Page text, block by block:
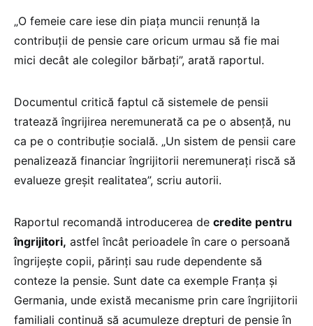
„O femeie care iese din piața muncii renunță la
contribuții de pensie care oricum urmau să fie mai
mici decât ale colegilor bărbați”, arată raportul.
Documentul critică faptul că sistemele de pensii
tratează îngrijirea neremunerată ca pe o absență, nu
ca pe o contribuție socială. „Un sistem de pensii care
penalizează financiar îngrijitorii neremunerați riscă să
evalueze greșit realitatea”, scriu autorii.
Raportul recomandă introducerea de credite pentru
îngrijitori, astfel încât perioadele în care o persoană
îngrijește copii, părinți sau rude dependente să
conteze la pensie. Sunt date ca exemple Franța și
Germania, unde există mecanisme prin care îngrijitorii
familiali continuă să acumuleze drepturi de pensie în